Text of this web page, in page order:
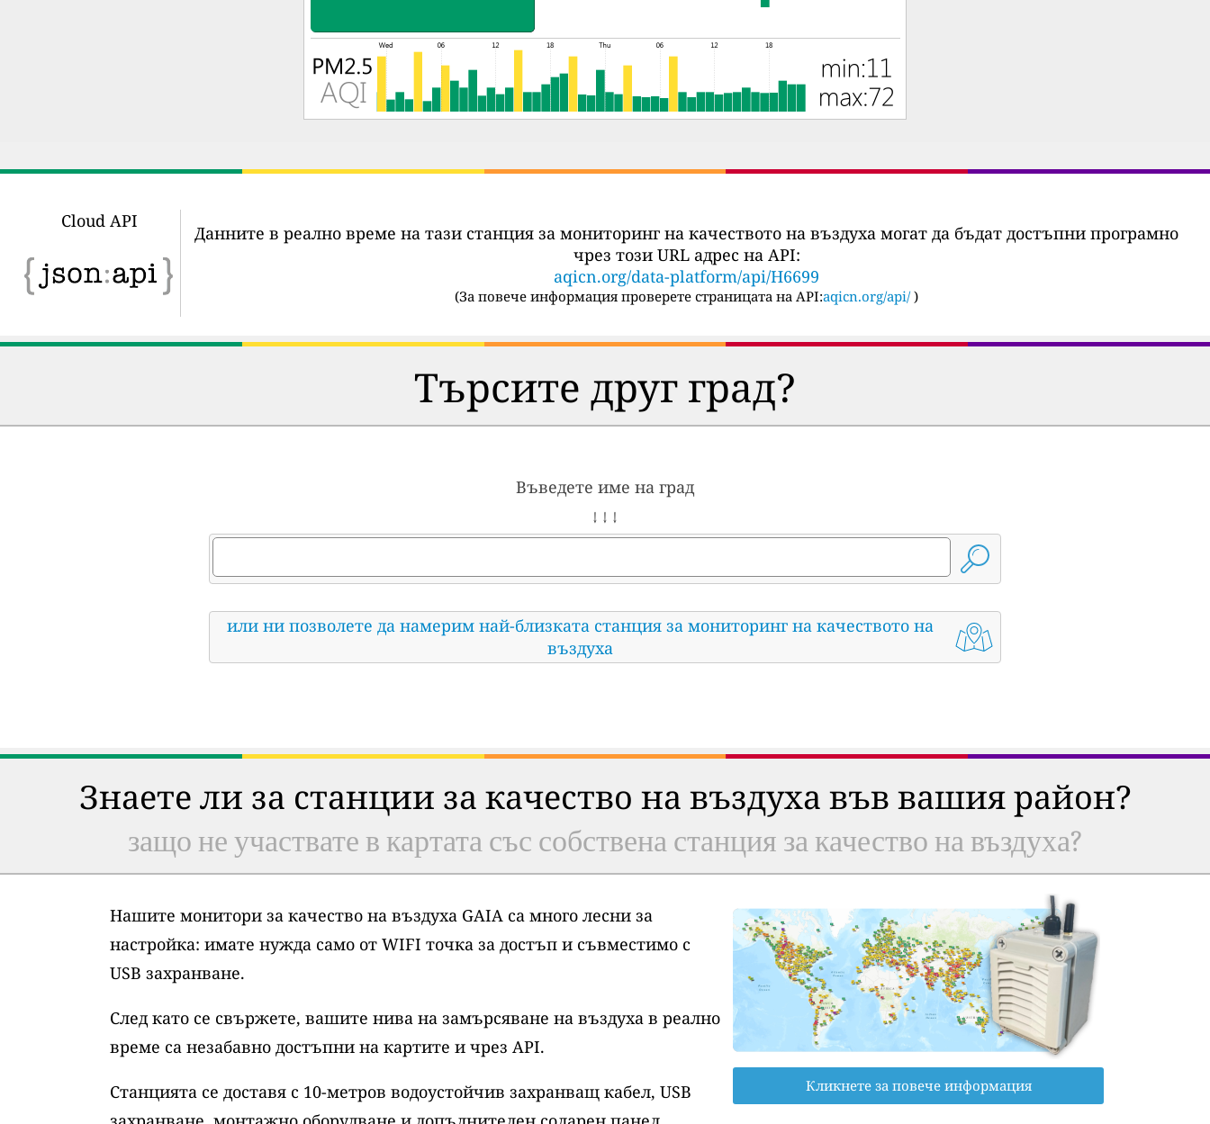
Cloud API
Данните в реално време на тази станция за мониторинг на качеството на въздуха могат да бъдат достъпни програмно
чрез този URL адрес на API:
aqicn.org/data-platform/api/H6699
(За повече информация проверете страницата на API:aqicn.org/api/ )
Търсите друг град?
Въведете име на град
↓ ↓ ↓
или ни позволете да намерим най-близката станция за мониторинг на качеството на
въздуха
Знаете ли за станции за качество на въздуха във вашия район?
защо не участвате в картата със собствена станция за качество на въздуха?
Нашите монитори за качество на въздуха GAIA са много лесни за
настройка: имате нужда само от WIFI точка за достъп и съвместимо с
USB захранване.
След като се свържете, вашите нива на замърсяване на въздуха в реално
време са незабавно достъпни на картите и чрез API.
Станцията се доставя с 10-метров водоустойчив захранващ кабел, USB
Кликнете за повече информация